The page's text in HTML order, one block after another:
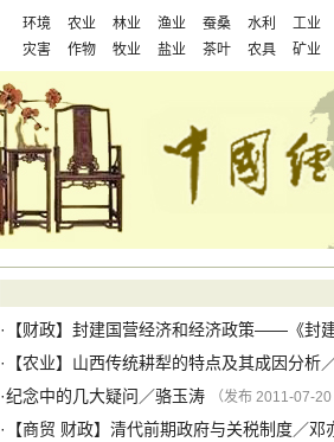
环境 农业 林业 渔业 蚕桑 水利 工业
灾害
作物 牧业 盐业 茶叶 农具 矿业
·【财政】 封建国营经济和经济政策——《封
·【农业】 山西传统耕犁的特点及其成因分析
·纪念中的几大疑问 ／骆玉涛 （发布 2011-07-
·【商贸 财政】 清代前期政府与关税制度／邓